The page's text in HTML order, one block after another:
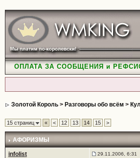
ОПЛАТА ЗА СООБЩЕНИЯ и
Золотой Король> Разговоры обо всём >
15 страниц « < 12 13 14 15 >
АФОРИЗМЫ
infolist 29.11.2006, 6:31